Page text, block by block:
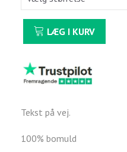
LÆG I KURV
Tekst på vej.
100% bomuld